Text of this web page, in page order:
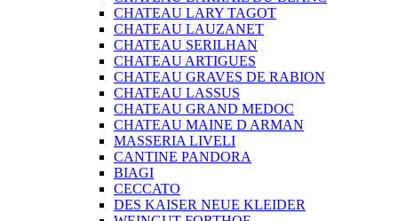
CHATEAU LARY TAGOT
CHATEAU LAUZANET
CHATEAU SERILHAN
CHATEAU ARTIGUES
CHATEAU GRAVES DE RABION
CHATEAU LASSUS
CHATEAU GRAND MEDOC
CHATEAU MAINE D ARMAN
MASSERIA LIVELI
CANTINE PANDORA
BIAGI
CECCATO
DES KAISER NEUE KLEIDER